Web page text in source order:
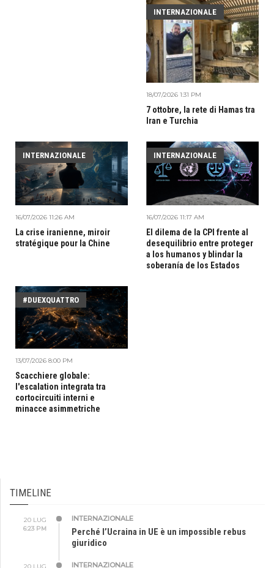
INTERNAZIONALE
18/07/2026 1:31 PM
7 ottobre, la rete di Hamas tra
Iran e Turchia
INTERNAZIONALE
16/07/2026 11:26 AM
La crise iranienne, miroir
stratégique pour la Chine
INTERNAZIONALE
16/07/2026 11:17 AM
El dilema de la CPI frente al
desequilibrio entre proteger
a los humanos y blindar la
soberanía de los Estados
#DUEXQUATTRO
13/07/2026 8:00 PM
Scacchiere globale:
l'escalation integrata tra
cortocircuiti interni e
minacce asimmetriche
TIMELINE
20 LUG
6:23 PM
INTERNAZIONALE
Perché l’Ucraina in UE è un impossible rebus
giuridico
20 LUG
INTERNAZIONALE